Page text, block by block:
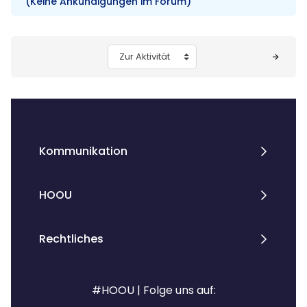
Zur Aktivität
Kommunikation
HOOU
Rechtliches
#HOOU | Folge uns auf: